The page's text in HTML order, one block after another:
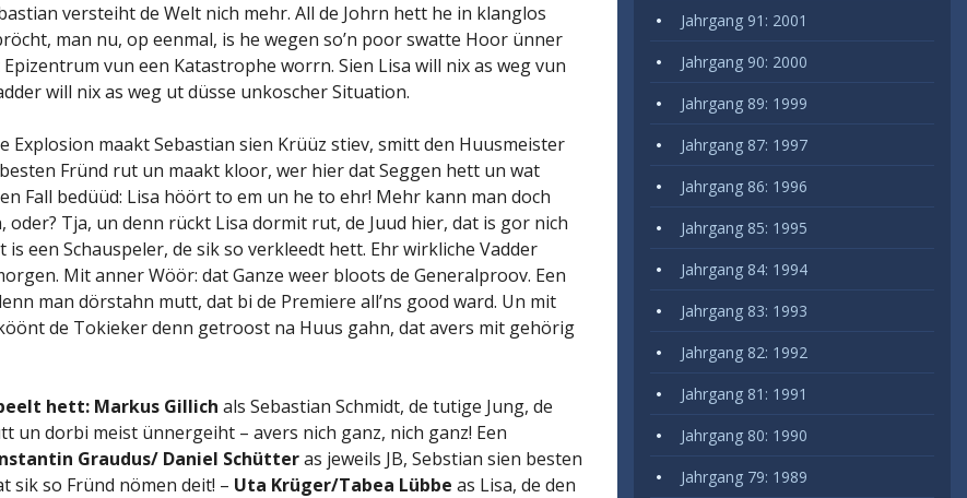
versteiht de Welt nich mehr. All de Johrn hett he in klanglos
man nu, op eenmal, is he wegen so’n poor swatte Hoor ünner
vun een Katastrophe worrn. Sien Lisa will nix as weg vun
will nix as weg ut düsse unkoscher Situation.
Explosion maakt Sebastian sien Krüüz stiev, smitt den Huusmeister
Fründ rut un maakt kloor, wer hier dat Seggen hett un wat
Fall bedüüd: Lisa höört to em un he to ehr! Mehr kann man doch
oder? Tja, un denn rückt Lisa dormit rut, de Juud hier, dat is gor nich
is een Schauspeler, de sik so verkleedt hett. Ehr wirkliche Vadder
Mit anner Wöör: dat Ganze weer bloots de Generalproov. Een
man dörstahn mutt, dat bi de Premiere all’ns good ward. Un mit
de Tokieker denn getroost na Huus gahn, dat avers mit gehörig
hett: Markus Gillich als Sebastian Schmidt, de tutige Jung, de
un dorbi meist ünnergeiht – avers nich ganz, nich ganz! Een
Graudus/ Daniel Schütteras jeweils JB, Sebstian sien besten
sik so Fründ nömen deit! – Uta Krüger/Tabea Lübbe as Lisa, de den
Jahrgang 91: 2001
Jahrgang 90: 2000
Jahrgang 89: 1999
Jahrgang 87: 1997
Jahrgang 86: 1996
Jahrgang 85: 1995
Jahrgang 84: 1994
Jahrgang 83: 1993
Jahrgang 82: 1992
Jahrgang 81: 1991
Jahrgang 80: 1990
Jahrgang 79: 1989